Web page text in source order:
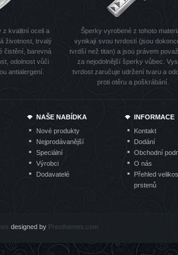
z kvalitní oceli a
životnost, trvalý
čistění, barevná
odolnost vůči
antialergení.
Šperky vyrobené z tohoto
vynikají svou tvrdostí (jsou
tvrdší než titan) a jsou právem
za nejodolnější šperky vůbec.
tvrdost zaručuje udržení tvaru a
proti otěru a poškrábání.
NAŠE NABÍDKA
Nové produkty
Nejprodávanější
Speciální
Výrobci
Dodavatelé
INFORMACE
Kontakt
Dodání
Obchodní
O nás
Přehled
prstenů
designed by Presthemes.com